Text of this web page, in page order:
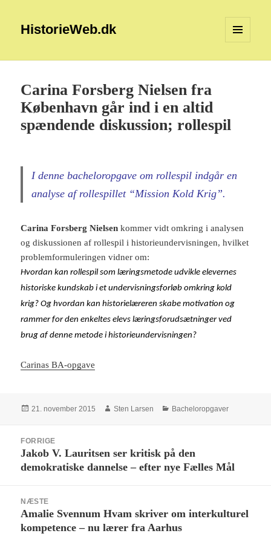
HistorieWeb.dk
WIDGETS
Carina Forsberg Nielsen fra
København går ind i en altid
spændende diskussion; rollespil
I denne bacheloropgave om rollespil indgår en
analyse af rollespillet “Mission Kold Krig”.
Carina Forsberg Nielsen kommer vidt omkring i analysen
og diskussionen af rollespil i historieundervisningen, hvilket
problemformuleringen vidner om:
Hvordan kan rollespil som læringsmetode udvikle elevernes
historiske kundskab i et undervisningsforløb omkring kold
krig? Og hvordan kan historielæreren skabe motivation og
rammer for den enkeltes elevs læringsforudsætninger ved
brug af denne metode i historieundervisningen?
Carinas BA-opgave
Udgivet
21. november 2015 Forfatter
Sten Larsen Kategorier
Bacheloropgaver
FORRIGE
Forrige
indlæg:
Jakob V. Lauritsen ser kritisk på den
demokratiske dannelse – efter nye Fælles Mål
NÆSTE
Næste
indlæg:
Amalie Svennum Hvam skriver om interkulturel
kompetence – nu lærer fra Aarhus